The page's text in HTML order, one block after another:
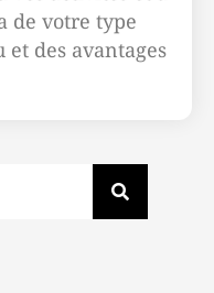
de votre type
et des avantages